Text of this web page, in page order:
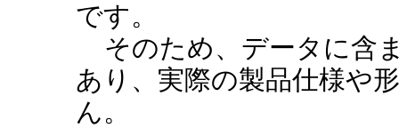
です。
そのため、データに含
あり、実際の製品仕様や
ん。